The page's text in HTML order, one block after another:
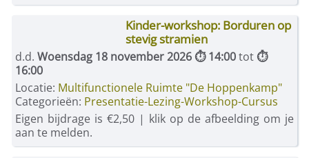
Kinder-workshop: Borduren op
stevig stramien
d.d.Woensdag 18 november 2026 ⏱ 14:00tot ⏱
16:00
Locatie: Multifunctionele Ruimte "De Hoppenkamp"
Categorieën: Presentatie-Lezing-Workshop-Cursus
Eigen bijdrage is €2,50 | klik op de afbeelding om je
aan te melden.